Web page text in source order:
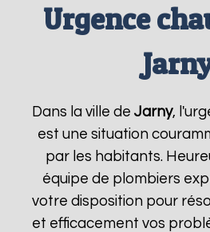
Urgence
Dans la ville de Jarny,
est une situation
par les habitants.
équipe de plombiers
votre disposition pour
et efficacement vos